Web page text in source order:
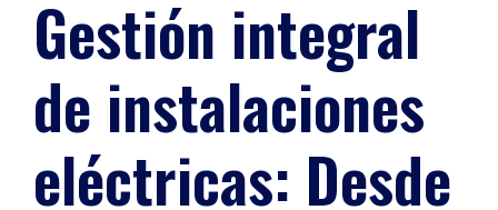
Gestión integral
de instalaciones
eléctricas: Desde